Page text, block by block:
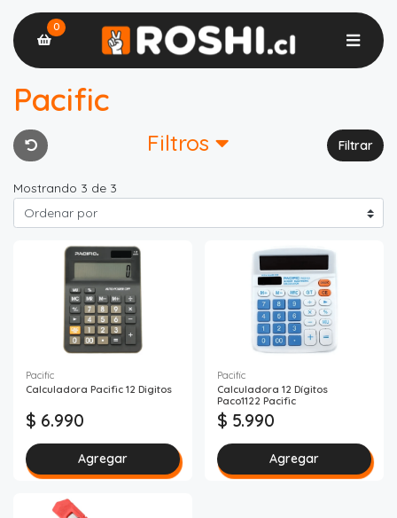
0
Pacific
Filtros Filtrar
Mostrando 3 de 3
Pacific
Calculadora Pacific 12 Digitos
$ 6.990
Agregar
Pacific
Calculadora 12 Dígitos
Paco1122 Pacific
$ 5.990
Agregar